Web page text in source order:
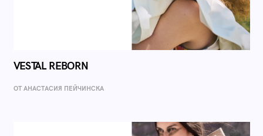
VESTAL REBORN
ОТ AНАСТАСИЯ ПЕЙЧИНСКА